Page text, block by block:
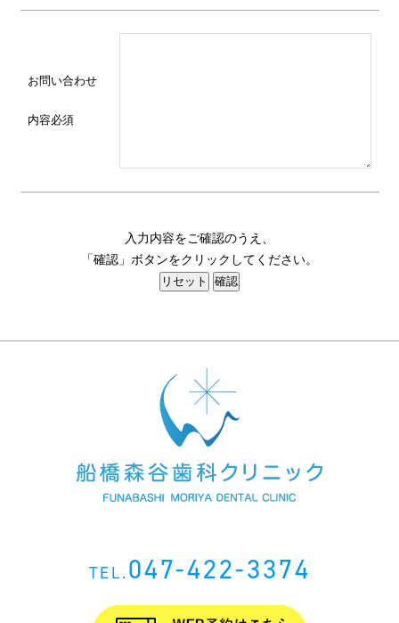
お問い合わせ
内容必須
入力内容をご確認のうえ、
「確認」ボタンをクリックしてください。
TEL.047-422-3374